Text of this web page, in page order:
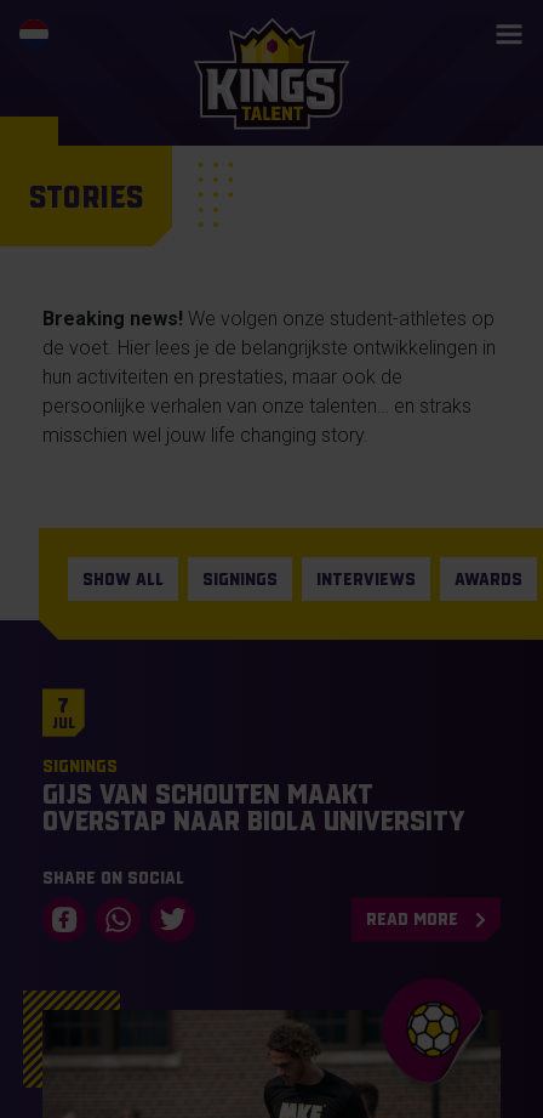
STORIES
Breaking news! We volgen onze student-athletes op
de voet. Hier lees je de belangrijkste ontwikkelingen in
hun activiteiten en prestaties, maar ook de
persoonlijke verhalen van onze talenten… en straks
misschien wel jouw life changing story.
SHOW ALL SIGNINGS INTERVIEWS AWARDS
7
Jul
Signings
Gijs van Schouten maakt
overstap naar Biola University
Share on social
READ MORE